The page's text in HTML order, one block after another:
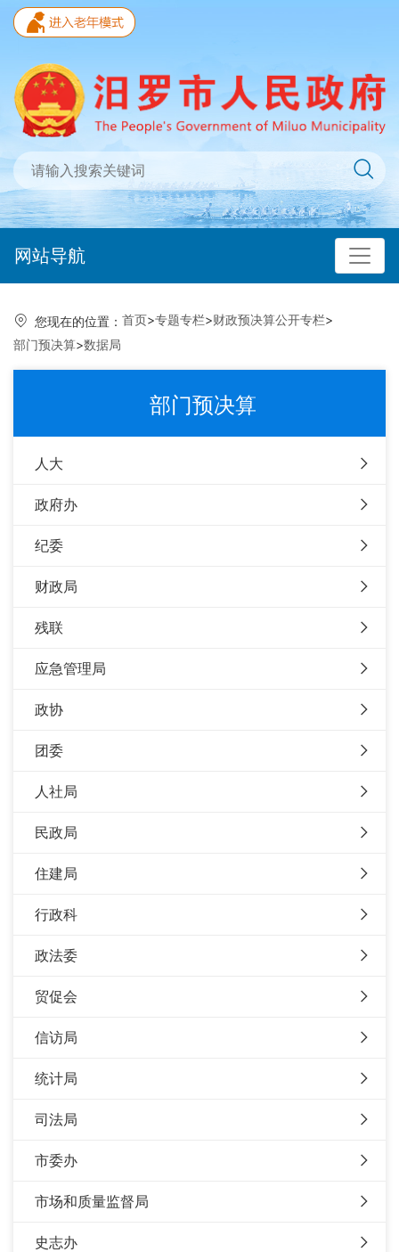
网站导航
您现在的位置： 首页>专题专栏>财政预决算公开专栏>
部门预决算>数据局
部门预决算
人大
政府办
纪委
财政局
残联
应急管理局
政协
团委
人社局
民政局
住建局
行政科
政法委
贸促会
信访局
统计局
司法局
市委办
市场和质量监督局
史志办